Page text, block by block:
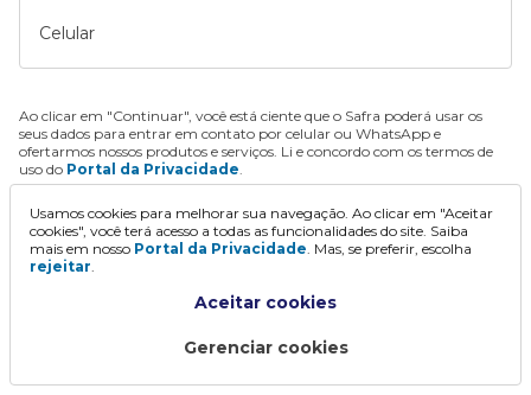
Celular
Ao clicar em "Continuar", você está ciente que o Safra poderá usar os
seus dados para entrar em contato por celular ou WhatsApp e
ofertarmos nossos produtos e serviços. Li e concordo com os termos de
uso do Portal da Privacidade.
Continuar
Usamos cookies para melhorar sua navegação. Ao clicar em "Aceitar
cookies", você terá acesso a todas as funcionalidades do site. Saiba
mais em nosso Portal da Privacidade. Mas, se preferir, escolha
rejeitar.
Aceitar cookies
Gerenciar cookies